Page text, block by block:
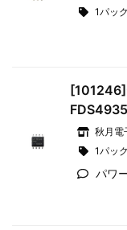
1パッ
秋月電
1パッ
パワ